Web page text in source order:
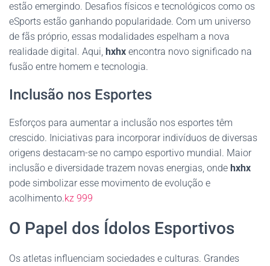
estão emergindo. Desafios físicos e tecnológicos como os
eSports estão ganhando popularidade. Com um universo
de fãs próprio, essas modalidades espelham a nova
realidade digital. Aqui, hxhx encontra novo significado na
fusão entre homem e tecnologia.
Inclusão nos Esportes
Esforços para aumentar a inclusão nos esportes têm
crescido. Iniciativas para incorporar indivíduos de diversas
origens destacam-se no campo esportivo mundial. Maior
inclusão e diversidade trazem novas energias, onde hxhx
pode simbolizar esse movimento de evolução e
acolhimento.kz 999
O Papel dos Ídolos Esportivos
Os atletas influenciam sociedades e culturas. Grandes